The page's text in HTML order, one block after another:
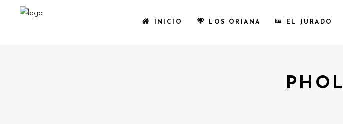
INICIO LOS ORIANA EL JURADO